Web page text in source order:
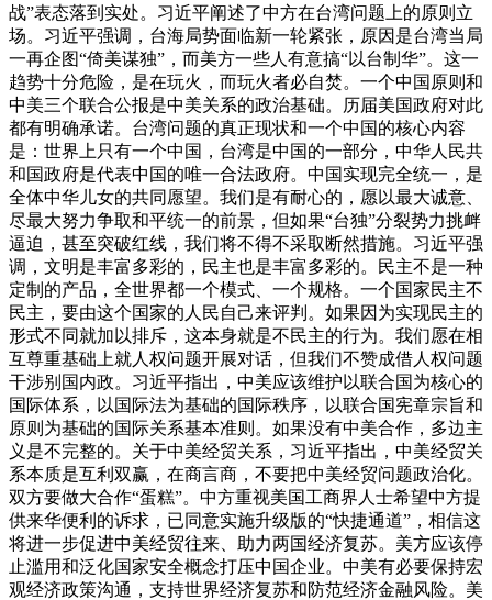
战”表态落到实处。 习近平阐述了中方在台湾问题上的原则立
场。习近平强调，台海局势面临新一轮紧张，原因是台湾当局
一再企图“倚美谋独”，而美方一些人有意搞“以台制华”。这一
趋势十分危险，是在玩火，而玩火者必自焚。一个中国原则和
中美三个联合公报是中美关系的政治基础。历届美国政府对此
都有明确承诺。台湾问题的真正现状和一个中国的核心内容
是：世界上只有一个中国，台湾是中国的一部分，中华人民共
和国政府是代表中国的唯一合法政府。中国实现完全统一，是
全体中华儿女的共同愿望。我们是有耐心的，愿以最大诚意、
尽最大努力争取和平统一的前景，但如果“台独”分裂势力挑衅
逼迫，甚至突破红线，我们将不得不采取断然措施。 习近平强
调，文明是丰富多彩的，民主也是丰富多彩的。民主不是一种
定制的产品，全世界都一个模式、一个规格。一个国家民主不
民主，要由这个国家的人民自己来评判。如果因为实现民主的
形式不同就加以排斥，这本身就是不民主的行为。我们愿在相
互尊重基础上就人权问题开展对话，但我们不赞成借人权问题
干涉别国内政。 习近平指出，中美应该维护以联合国为核心的
国际体系，以国际法为基础的国际秩序，以联合国宪章宗旨和
原则为基础的国际关系基本准则。如果没有中美合作，多边主
义是不完整的。 关于中美经贸关系，习近平指出，中美经贸关
系本质是互利双赢，在商言商，不要把中美经贸问题政治化。
双方要做大合作“蛋糕”。中方重视美国工商界人士希望中方提
供来华便利的诉求，已同意实施升级版的“快捷通道”，相信这
将进一步促进中美经贸往来、助力两国经济复苏。美方应该停
止滥用和泛化国家安全概念打压中国企业。中美有必要保持宏
观经济政策沟通，支持世界经济复苏和防范经济金融风险。美